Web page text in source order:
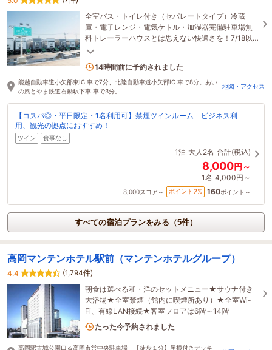
全室バス・トイレ付き（セパレートタイプ）冷蔵
庫・電子レンジ・電気ケトル・加湿器完備駐車場無
料トレーラーハウスとは思えない快適さを！7/18以
降の予約はオンラインカード決済専用となります。
14時間前に予約されました
能越自動車道小矢部東IC 車で7分、北陸自動車道小矢部IC 車で8分。あい
の風とやま鉄道石動駅下車 車で3分。
地図・アクセス
【コスパ◎・平日限定・1名利用可】禁煙ツインルーム ビジネス利
用、観光の拠点におすすめ！
ツイン 食事なし
1泊 大人2名 合計(税込)
8,000円～
1名 4,000円～
8,000スコア～ ポイント 2% 160ポイント～
すべての宿泊プランをみる（5件）
高岡マンテンホテル駅前（マンテンホテルグループ）
4.4
(1,794件)
朝食は選べる和・洋のセットメニュー★サウナ付き
大浴場★全室禁煙（館内に喫煙所あり）★全室Wi-
Fi、有線LAN接続★客室フロアは6階～14階
3名がこの宿を見ています
たった今予約されました
高岡駅古城公園口＆高岡市営中央駐車場 【徒歩１分】屋根付きデッキ